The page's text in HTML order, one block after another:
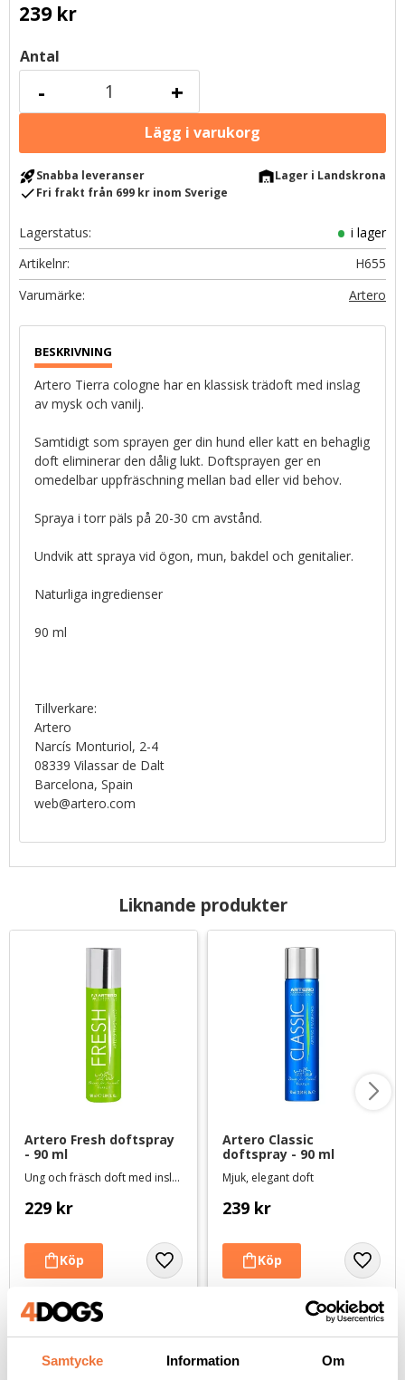
Samtycke Information Om
239kr
Antal
+
-
rocket_launchSnabba leveranser warehouseLager i Landskrona
checkFri frakt från 699 kr inom Sverige
Lagerstatus
i lager
Artikelnr
H655
Artero
Artero Tierra cologne har en klassisk trädoft med inslag
av mysk och vanilj.
Samtidigt som sprayen ger din hund eller katt en behaglig
doft eliminerar den dålig lukt. Doftsprayen ger en
omedelbar uppfräschning mellan bad eller vid behov.
Spraya i torr päls på 20-30 cm avstånd.
Undvik att spraya vid ögon, mun, bakdel och genitalier.
Naturliga ingredienser
90 ml
Tillverkare:
Artero
Narcís Monturiol, 2-4
08339 Vilassar de Dalt
Barcelona, Spain
web@artero.com
Liknande produkter
Artero Fresh doftspray
- 90 ml
Ung och fräsch doft med inslag av citron
229 kr
Artero Classic
doftspray - 90 ml
Mjuk, elegant doft
239 kr
Andra köpte även